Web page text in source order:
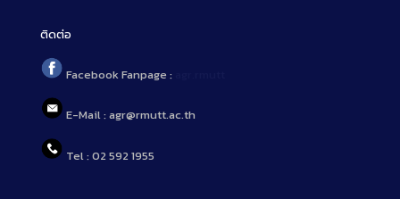
ติดต่อ
Facebook Fanpage :
E-Mail : agr@rmutt.ac.th
Tel : 02 592 1955